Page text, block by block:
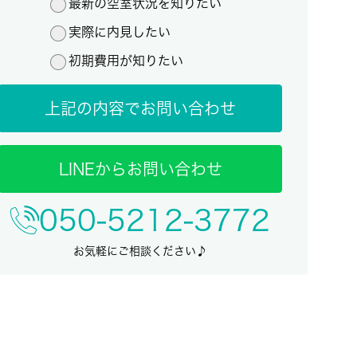
最新の空室状況を知りたい
実際に内見したい
初期費用が知りたい
上記の内容でお問い合わせ
LINEからお問い合わせ
050-5212-3772
お気軽にご相談ください♪